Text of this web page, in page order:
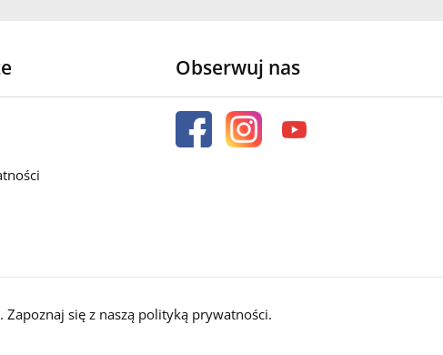
Obserwuj nas
się z naszą polityką prywatności.